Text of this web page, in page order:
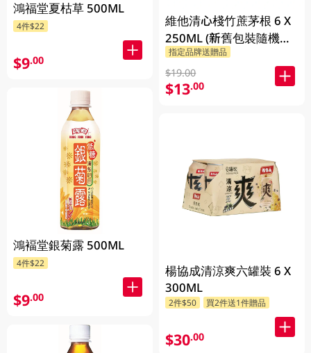
鴻福堂夏枯草 500ML
4件$22
$9.00
鴻褔堂銀菊露 500ML
4件$22
$9.00
維他清心棧竹蔗茅根 6 X
250ML (新舊包裝隨機發
貨)
指定品牌送贈品
$19.00
$13.00
楊協成清涼爽六罐裝 6 X
300ML
2件$50 買2件送1件贈品
$30.00